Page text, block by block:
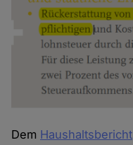
Dem Haushaltsbericht